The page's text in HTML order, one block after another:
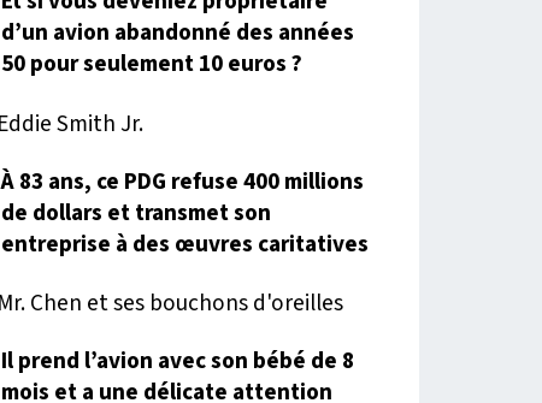
d’un avion abandonné des années
50 pour seulement 10 euros ?
À 83 ans, ce PDG refuse 400 millions
de dollars et transmet son
entreprise à des œuvres caritatives
Il prend l’avion avec son bébé de 8
mois et a une délicate attention